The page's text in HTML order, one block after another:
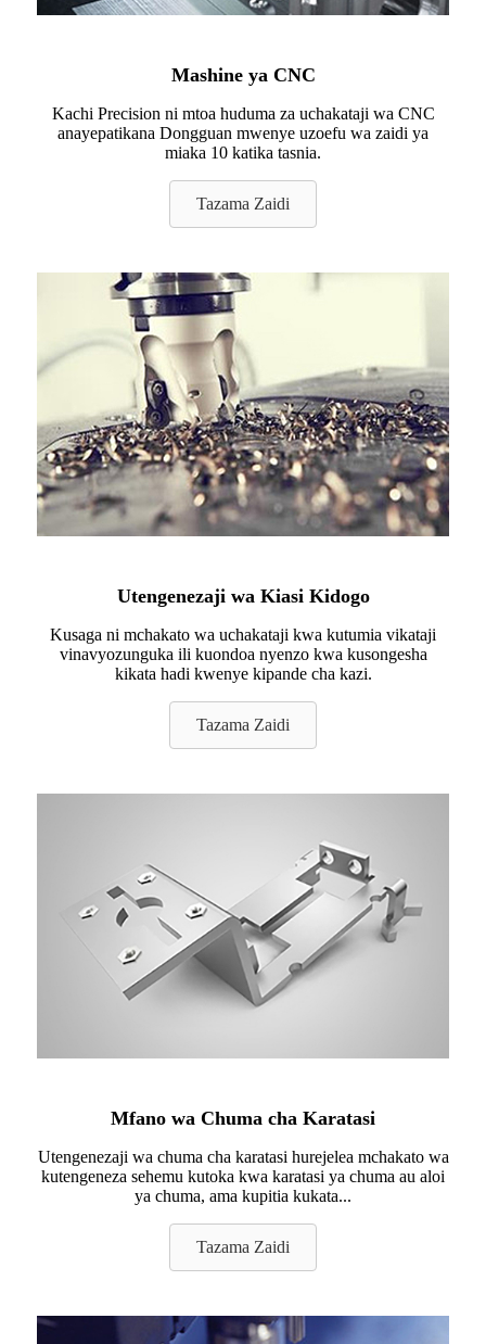
Mashine ya CNC
Kachi Precision ni mtoa huduma za uchakataji wa CNC
anayepatikana Dongguan mwenye uzoefu wa zaidi ya
miaka 10 katika tasnia.
Tazama Zaidi
Utengenezaji wa Kiasi Kidogo
Kusaga ni mchakato wa uchakataji kwa kutumia vikataji
vinavyozunguka ili kuondoa nyenzo kwa kusongesha
kikata hadi kwenye kipande cha kazi.
Tazama Zaidi
Mfano wa Chuma cha Karatasi
Utengenezaji wa chuma cha karatasi hurejelea mchakato wa
kutengeneza sehemu kutoka kwa karatasi ya chuma au aloi
ya chuma, ama kupitia kukata...
Tazama Zaidi